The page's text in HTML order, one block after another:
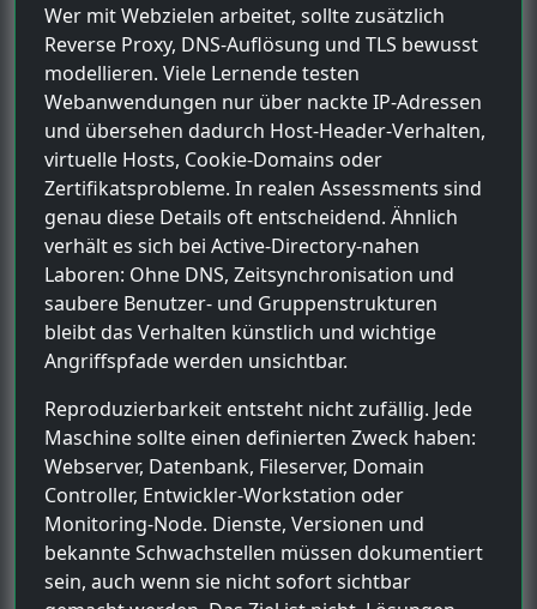
Wer mit Webzielen arbeitet, sollte zusätzlich
Reverse Proxy, DNS-Auflösung und TLS bewusst
modellieren. Viele Lernende testen
Webanwendungen nur über nackte IP-Adressen
und übersehen dadurch Host-Header-Verhalten,
virtuelle Hosts, Cookie-Domains oder
Zertifikatsprobleme. In realen Assessments sind
genau diese Details oft entscheidend. Ähnlich
verhält es sich bei Active-Directory-nahen
Laboren: Ohne DNS, Zeitsynchronisation und
saubere Benutzer- und Gruppenstrukturen
bleibt das Verhalten künstlich und wichtige
Angriffspfade werden unsichtbar.
Reproduzierbarkeit entsteht nicht zufällig. Jede
Maschine sollte einen definierten Zweck haben:
Webserver, Datenbank, Fileserver, Domain
Controller, Entwickler-Workstation oder
Monitoring-Node. Dienste, Versionen und
bekannte Schwachstellen müssen dokumentiert
sein, auch wenn sie nicht sofort sichtbar